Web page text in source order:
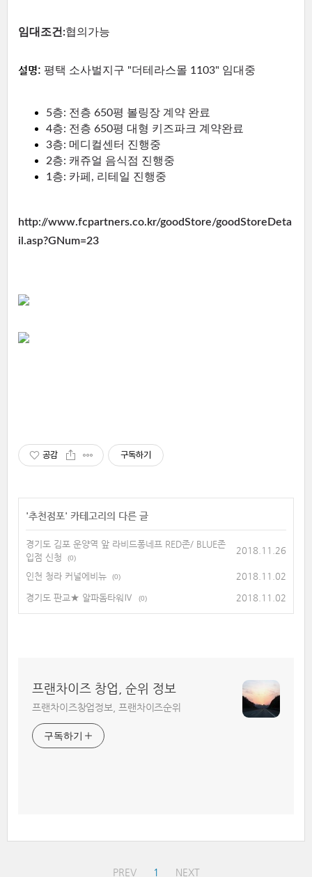
임대조건:협의가능
설명: 평택 소사벌지구 "더테라스몰 1103" 임대중
5층: 전층 650평 볼링장 계약 완료
4층: 전층 650평 대형 키즈파크 계약완료
3층: 메디컬센터 진행중
2층: 캐쥬얼 음식점 진행중
1층: 카페, 리테일 진행중
http://www.fcpartners.co.kr/goodStore/goodStoreDeta
il.asp?GNum=23
공감 구독하기
'추천점포' 카테고리의 다른 글
경기도 김포 운양역 앞 라비드퐁네프 RED존/ BLUE존
입점 신청
(0)
2018.11.26
인천 청라 커널에비뉴 (0) 2018.11.02
경기도 판교★ 알파돔타워Ⅳ (0) 2018.11.02
프랜차이즈 창업, 순위 정보
프랜차이즈창업정보, 프랜차이즈순위
구독하기
PREV 1 NEXT